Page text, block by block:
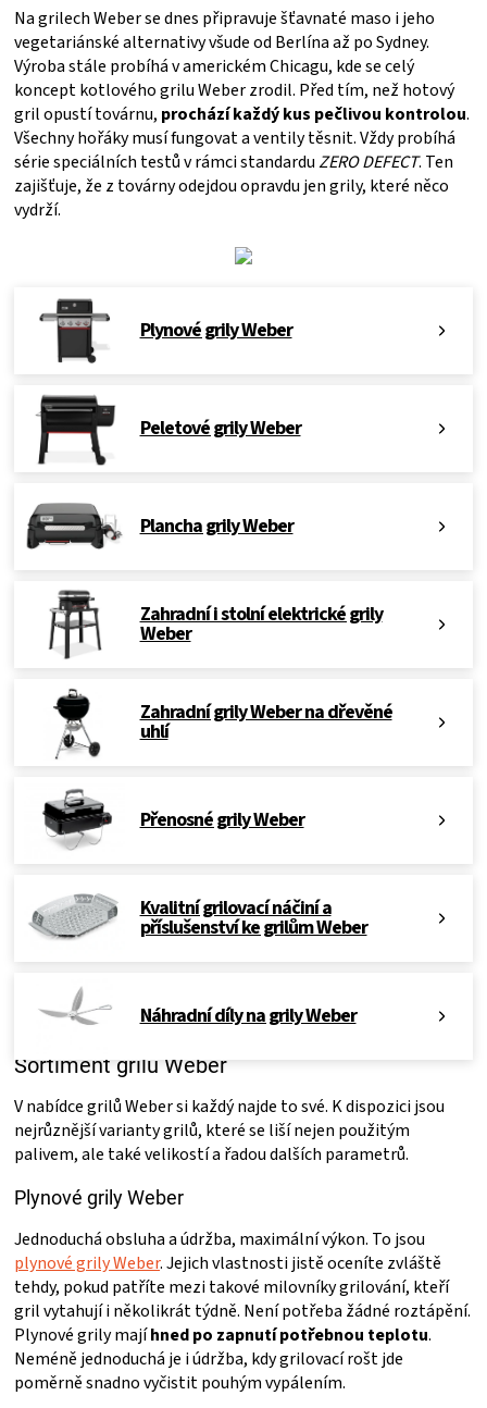
PŘIHLÁŠENÍ
Na grilech Weber se dnes připravuje šťavnaté maso i jeho
vegetariánské alternativy všude od Berlína až po Sydney.
Výroba stále probíhá v americkém Chicagu, kde se celý
koncept kotlového grilu Weber zrodil. Před tím, než hotový
gril opustí továrnu, prochází každý kus pečlivou kontrolou.
Všechny hořáky musí fungovat a ventily těsnit. Vždy probíhá
série speciálních testů v rámci standarduZERO DEFECT. Ten
zajišťuje, že z továrny odejdou opravdu jen grily, které něco
vydrží.
Plynové grily Weber
Peletové grily Weber
Plancha grily Weber
Zahradní i stolní elektrické grily
Weber
Zahradní grily Weber na dřevěné
uhlí
Přenosné grily Weber
Kvalitní grilovací náčiní a
příslušenství ke grilům Weber
Náhradní díly na grily Weber
Sortiment grilů Weber
V nabídce grilů Weber si každý najde to své. K dispozici jsou
nejrůznější varianty grilů, které se liší nejen použitým
palivem, ale také velikostí a řadou dalších parametrů.
Plynové grily Weber
Jednoduchá obsluha a údržba, maximální výkon. To jsou
plynové grily Weber. Jejich vlastnosti jistě oceníte zvláště
tehdy, pokud patříte mezi takové milovníky grilování, kteří
gril vytahují i několikrát týdně. Není potřeba žádné roztápění.
Plynové grily majíhned po zapnutí potřebnou teplotu.
Neméně jednoduchá je i údržba, kdy grilovací rošt jde
poměrně snadno vyčistit pouhým vypálením.